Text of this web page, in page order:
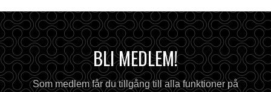
BLI MEDLEM!
Som medlem får du tillgång till alla funktioner på